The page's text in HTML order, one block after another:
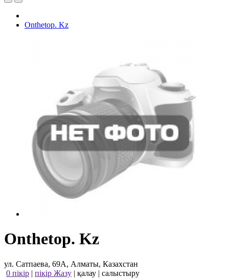
Onthetop. Kz
Onthetop. Kz
ул. Сатпаева, 69А, Алматы, Казахстан
0 пікір | пікір Жазу | қалау | салыстыру